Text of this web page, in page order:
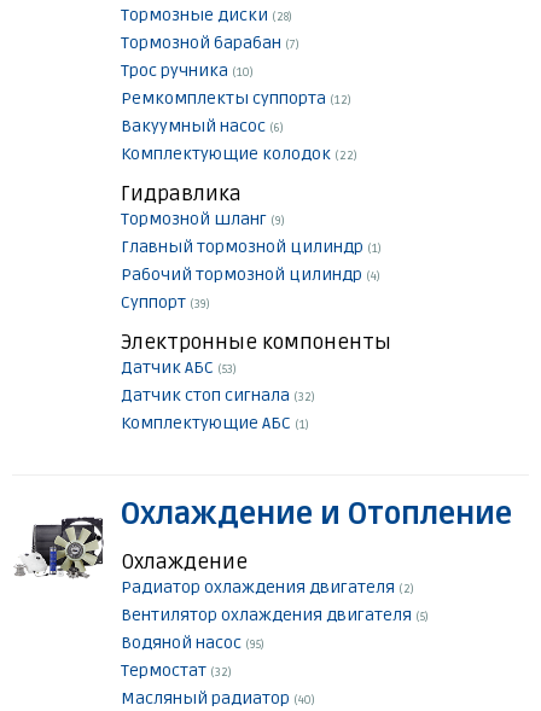
Тормозные диски (28)
Тормозной барабан (7)
Трос ручника (10)
Ремкомплекты суппорта (12)
Вакуумный насос (6)
Комплектующие колодок (22)
Гидравлика
Тормозной шланг (9)
Главный тормозной цилиндр (1)
Рабочий тормозной цилиндр (4)
Суппорт (39)
Электронные компоненты
Датчик АБС (53)
Датчик стоп сигнала (32)
Комплектующие АБС (1)
Охлаждение и Отопление
Охлаждение
Радиатор охлаждения двигателя (2)
Вентилятор охлаждения двигателя (5)
Водяной насос (95)
Термостат (32)
Масляный радиатор (40)